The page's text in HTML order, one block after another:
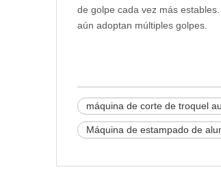
de golpe cada vez más
aún adoptan múltiples golpes.
máquina de corte de troquel
Máquina de estampado de